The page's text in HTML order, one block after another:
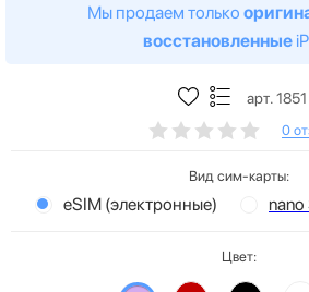
Мы продаем только
восстановленные
арт. 1851
0
Вид сим-карты:
eSIM (электронные) nano
Цвет: